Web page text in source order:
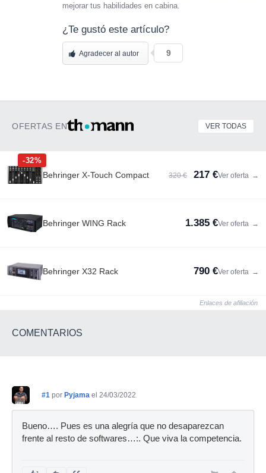
mejorar tus habilidades en cabina.
¿Te gustó este artículo?
Agradecer al autor 9
OFERTAS EN VER TODAS
-32%
Behringer X-Touch Compact 320 € 217 €Ver oferta →
Behringer WING Rack 1.385 €Ver oferta →
Behringer X32 Rack 790 €Ver oferta →
Enlaces de afiliación
COMENTARIOS
#1 por Pyjama el 24/03/2022
Bueno…. Pues es una alegría que no desaparezcan
frente al resto de softwares…:. Que viva la competencia.